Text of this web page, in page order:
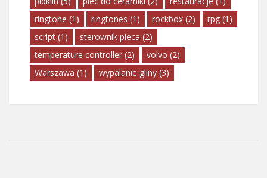
ringtone (1) ringtones (1) rockbox (2) rpg (1)
script (1) sterownik pieca (2)
temperature controller (2) volvo (2)
Warszawa (1) wypalanie gliny (3)